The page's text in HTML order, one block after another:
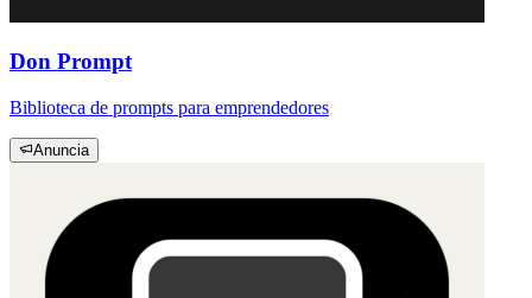
Don Prompt
Biblioteca de prompts para emprendedores
Anuncia